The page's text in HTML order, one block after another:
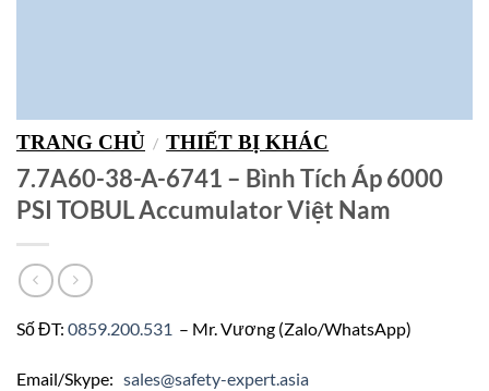
TRANG CHỦ / THIẾT BỊ KHÁC
7.7A60-38-A-6741 – Bình Tích Áp 6000
PSI TOBUL Accumulator Việt Nam
Số ĐT: 0859.200.531 – Mr. Vương (Zalo/WhatsApp)
Email/Skype: sales@safety-expert.asia